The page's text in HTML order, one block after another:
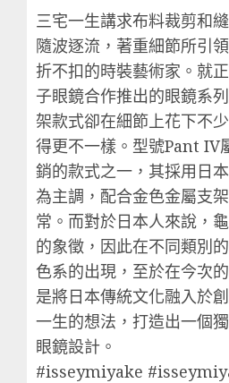
三宅一生講求布料裁剪和
隨波逐流，著重細節所引
折不扣的時裝藝術家。就
子眼鏡合作推出的眼鏡系
架款式卻在細節上花下不
得更不一樣。型號Pant IV
銷的款式之一，其採用日
為主調，配合金色金屬支
常。而對於日本人來說，
的象徵，因此在不同類別
色系的出現，至於在今次
是將日本傳統文化融入於
一生的想法，打造出一個
眼鏡設計。
#isseymiyake